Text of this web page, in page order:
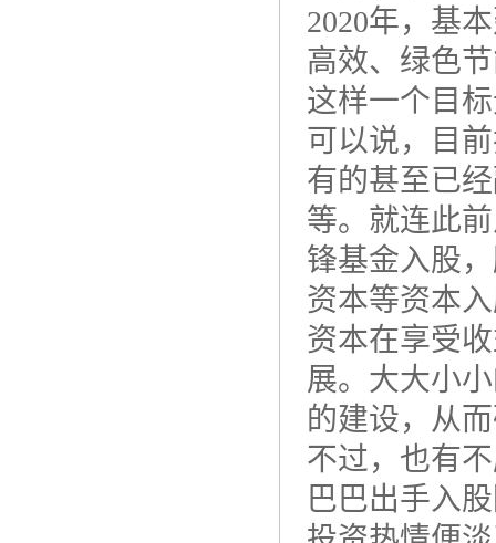
2020年，基
高效、绿色
这样一个目
可以说，目
有的甚至已
等。就连此
锋基金入股
资本等资本
资本在享受
展。大大小
的建设，从
不过，也有
巴巴出手入